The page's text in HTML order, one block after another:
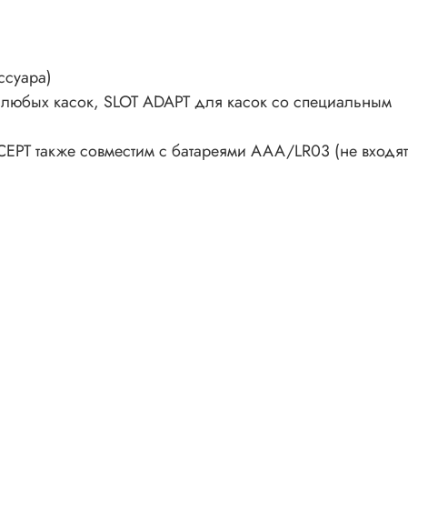
касок, SLOT ADAPT для касок со специальным
также совместим с батареями AAA/LR03 (не входят